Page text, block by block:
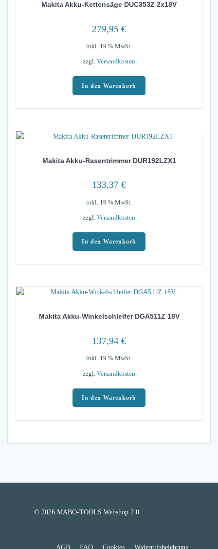
Makita Akku-Kettensäge DUC353Z 2x18V
279,95 €
inkl. 19 % MwSt.
zzgl. Versandkosten
In den Warenkorb
Makita Akku-Rasentrimmer DUR192LZX1
133,37 €
inkl. 19 % MwSt.
zzgl. Versandkosten
In den Warenkorb
Makita Akku-Winkelschleifer DGA511Z 18V
137,94 €
inkl. 19 % MwSt.
zzgl. Versandkosten
In den Warenkorb
© 2026 MABO-TOOLS Webshop 2.0
AGB FAQ Cookies Widerrufsbelehrung